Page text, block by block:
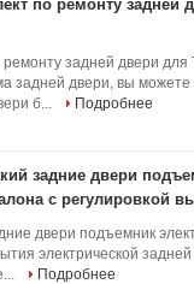
по ремонту задней
задней двери
задней двери, вы
б...
Подробнее
задние двери
с регулировкой
двери подъемник
электрической
Подробнее